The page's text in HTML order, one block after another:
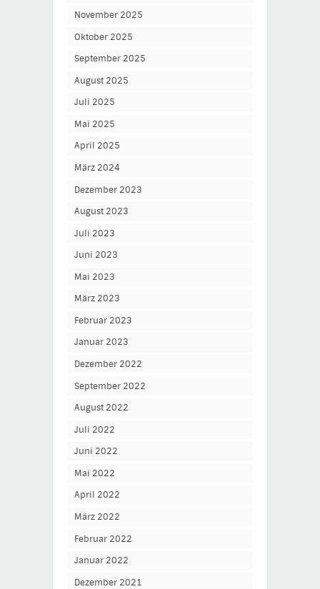
November 2025
Oktober 2025
September 2025
August 2025
Juli 2025
Mai 2025
April 2025
März 2024
Dezember 2023
August 2023
Juli 2023
Juni 2023
Mai 2023
März 2023
Februar 2023
Januar 2023
Dezember 2022
September 2022
August 2022
Juli 2022
Juni 2022
Mai 2022
April 2022
März 2022
Februar 2022
Januar 2022
Dezember 2021